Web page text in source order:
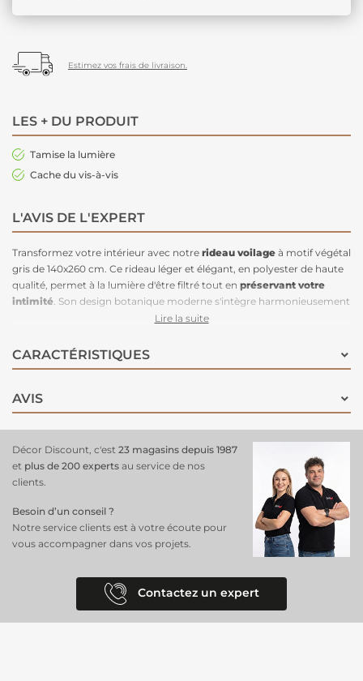
Estimez vos frais de livraison.
LES + DU PRODUIT
Tamise la lumière
Cache du vis-à-vis
L'AVIS DE L'EXPERT
Transformez votre intérieur avec notre rideau voilage à motif végétal
gris de 140x260 cm. Ce rideau léger et élégant, en polyester de haute
qualité, permet à la lumière d'être filtré tout en préservant votre
intimité . Son design botanique moderne s'intègre harmonieusement
tous les styles de décoration , du scandinave au boho. Facile à
naturelle à votre salon ou chambre à coucher. Optez pour ce rideau
pour allier élégance et fonctionnalité dans votre espace de vie !
Lire la suite
CARACTÉRISTIQUES
AVIS
Décor Discount, c'est 23 magasins depuis 1987
et plus de 200 experts au service de nos
clients.
Besoin d’un conseil ?
Notre service clients est à votre écoute pour
vous accompagner dans vos projets.
Contactez un expert